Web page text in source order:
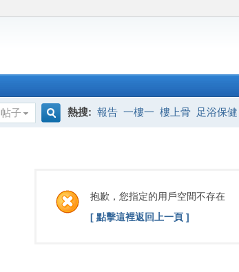
帖子
熱搜: 報告 一樓一 樓上骨 足浴保健
抱歉，您指定的用戶空間不存在
[ 點擊這裡返回上一頁 ]